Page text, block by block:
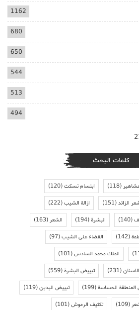
1162
680
650
544
513
494
كلمات البحث
(118) ابتسام تسكت(120)
الزائد(151) ازالة الشيب(222)
(140) البشرة(194) الشعر(163)
(142) القضاء على الشيب(97)
الملك محمد السادس(101)
(231) تبييض البشرة(559)
المنطقة الحساسة(199) تبييض اليدين(119)
(109) تكثيف الرموش(101)